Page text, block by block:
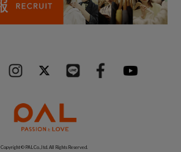
Copyright © PAL Co.,ltd. All Rights Reserved.